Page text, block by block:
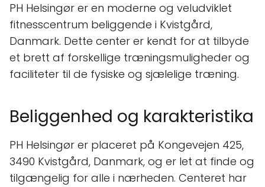
PH Helsingør er en moderne og veludviklet
fitnesscentrum beliggende i Kvistgård,
Danmark. Dette center er kendt for at tilbyde
et brett af forskellige træningsmuligheder og
faciliteter til de fysiske og sjælelige træning.
Beliggenhed og karakteristika
PH Helsingør er placeret på Kongevejen 425,
3490 Kvistgård, Danmark, og er let at finde og
tilgængelig for alle i nærheden. Centeret har